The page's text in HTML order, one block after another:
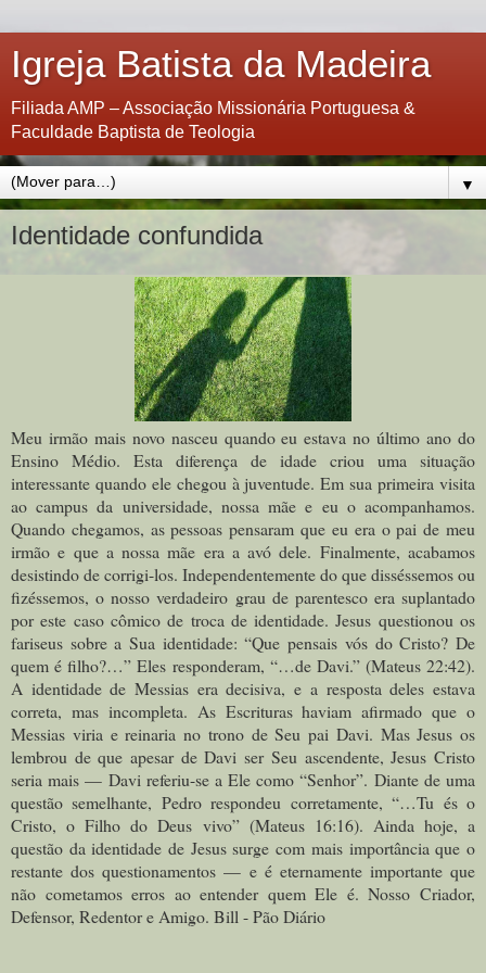
Igreja Batista da Madeira
Filiada AMP – Associação Missionária Portuguesa &
Faculdade Baptista de Teologia
▼
Identidade confundida
Meu irmão mais novo nasceu quando eu estava no último ano do
Ensino Médio. Esta diferença de idade criou uma situação
interessante quando ele chegou à juventude. Em sua primeira visita
ao campus da universidade, nossa mãe e eu o acompanhamos.
Quando chegamos, as pessoas pensaram que eu era o pai de meu
irmão e que a nossa mãe era a avó dele. Finalmente, acabamos
desistindo de corrigi-los. Independentemente do que disséssemos ou
fizéssemos, o nosso verdadeiro grau de parentesco era suplantado
por este caso cômico de troca de identidade. Jesus questionou os
fariseus sobre a Sua identidade: “Que pensais vós do Cristo? De
quem é filho?…” Eles responderam, “…de Davi.” (Mateus 22:42).
A identidade de Messias era decisiva, e a resposta deles estava
correta, mas incompleta. As Escrituras haviam afirmado que o
Messias viria e reinaria no trono de Seu pai Davi. Mas Jesus os
lembrou de que apesar de Davi ser Seu ascendente, Jesus Cristo
seria mais — Davi referiu-se a Ele como “Senhor”. Diante de uma
questão semelhante, Pedro respondeu corretamente, “…Tu és o
Cristo, o Filho do Deus vivo” (Mateus 16:16). Ainda hoje, a
questão da identidade de Jesus surge com mais importância que o
restante dos questionamentos — e é eternamente importante que
não cometamos erros ao entender quem Ele é. Nosso Criador,
Defensor, Redentor e Amigo. Bill - Pão Diário